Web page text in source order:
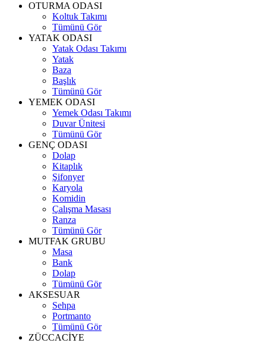
OTURMA ODASI
Koltuk Takımı
Tümünü Gör
YATAK ODASI
Yatak Odası Takımı
Yatak
Baza
Başlık
Tümünü Gör
YEMEK ODASI
Yemek Odası Takımı
Duvar Ünitesi
Tümünü Gör
GENÇ ODASI
Dolap
Kitaplık
Şifonyer
Karyola
Komidin
Çalışma Masası
Ranza
Tümünü Gör
MUTFAK GRUBU
Masa
Bank
Dolap
Tümünü Gör
AKSESUAR
Sehpa
Portmanto
Tümünü Gör
ZÜCCACİYE